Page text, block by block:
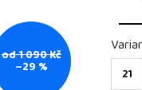
od 1 090 Kč
–29 % 21